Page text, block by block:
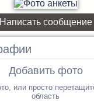
Написать сообщение
Добавить фото
или просто
область